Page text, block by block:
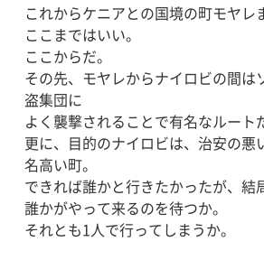
これからケニアとの国境の町モヤレ
ここまではいい。
ここからだ。
その先、モヤレからナイロビの間は
盗集団に
よく襲撃されることで有名なルート
更に、目的のナイロビは、治安の悪
名高い町。
できれば誰かと行きたかったが、結
誰かがやって来るのを待つか。
それとも1人で行ってしまうか。